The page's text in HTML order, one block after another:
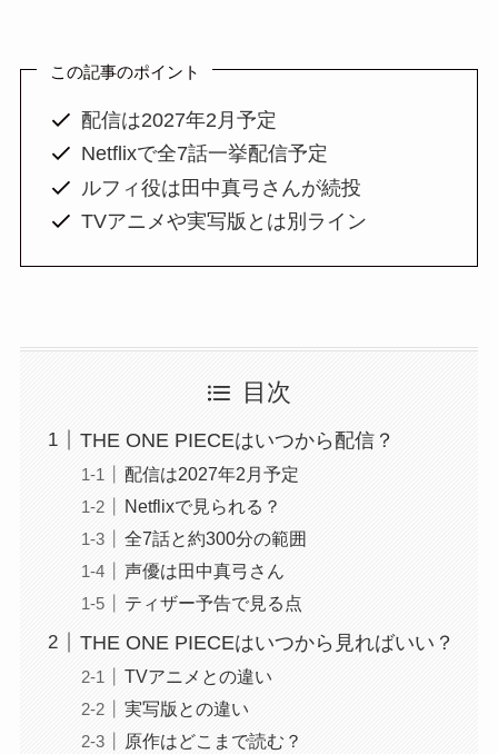
この記事のポイント
配信は2027年2月予定
Netflixで全7話一挙配信予定
ルフィ役は田中真弓さんが続投
TVアニメや実写版とは別ライン
目次
THE ONE PIECEはいつから配信？
配信は2027年2月予定
Netflixで見られる？
全7話と約300分の範囲
声優は田中真弓さん
ティザー予告で見る点
THE ONE PIECEはいつから見ればいい？
TVアニメとの違い
実写版との違い
原作はどこまで読む？